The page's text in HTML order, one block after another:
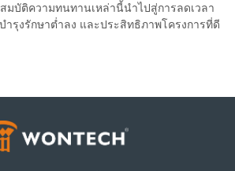
มบัติความทนทานเหล่านี้นำไปสู่การลดเวลา
รุงรักษาต่ำลง และประสิทธิภาพโครงการที่ดี